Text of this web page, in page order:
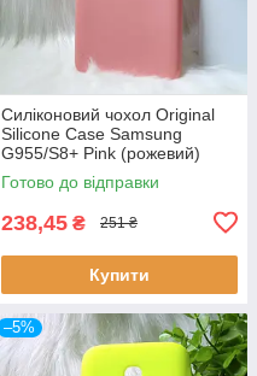
Силіконовий чохол Original
Silicone Case Samsung
G955/S8+ Pink (рожевий)
Готово до відправки
238,45 ₴ 251 ₴
Купити
–5%